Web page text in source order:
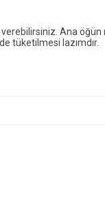
Ana öğün
tüketilmesi lazımdır.